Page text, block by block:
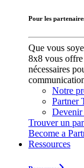
Pour les
Que vous
8x8 vous offre
nécessaires
Notre
Partner
Devenir
Trouver un
Become a
Ressources